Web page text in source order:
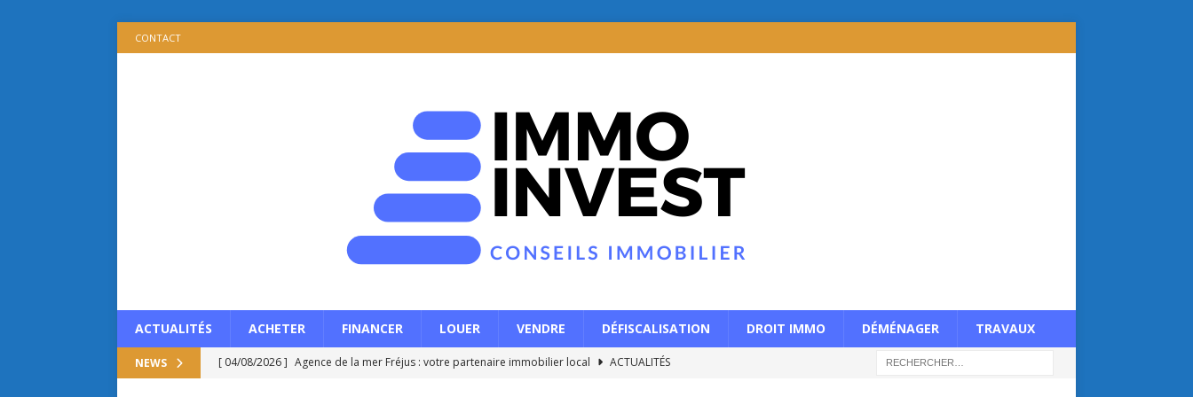
CONTACT
ACTUALITÉS ACHETER FINANCER LOUER VENDRE DÉFISCALISATION DROIT IMMO DÉMÉNAGER TRAVAUX
NEWS [ 04/08/2026 ] Agence de la mer Fréjus : votre partenaire immobilier local
ACTUALITÉS